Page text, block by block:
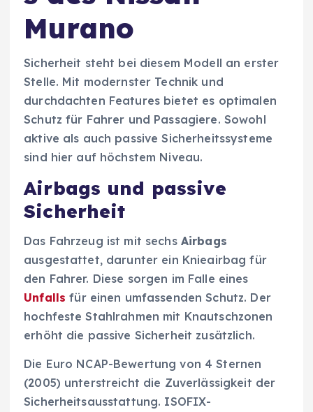
Murano
Sicherheit steht bei diesem Modell an erster
Stelle. Mit modernster Technik und
durchdachten Features bietet es optimalen
Schutz für Fahrer und Passagiere. Sowohl
aktive als auch passive Sicherheitssysteme
sind hier auf höchstem Niveau.
Airbags und passive
Sicherheit
Das Fahrzeug ist mit sechs Airbags
ausgestattet, darunter ein Knieairbag für
den Fahrer. Diese sorgen im Falle eines
Unfalls für einen umfassenden Schutz. Der
hochfeste Stahlrahmen mit Knautschzonen
erhöht die passive Sicherheit zusätzlich.
Die Euro NCAP-Bewertung von 4 Sternen
(2005) unterstreicht die Zuverlässigkeit der
Sicherheitsausstattung. ISOFIX-